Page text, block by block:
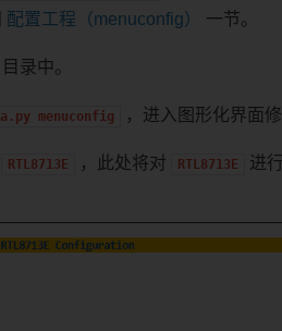
配置工程（menuconfig） 一节。
目录中。
menuconfig ，进入图形化界面修
RTL8713E ，此处将对 RTL8713E 进